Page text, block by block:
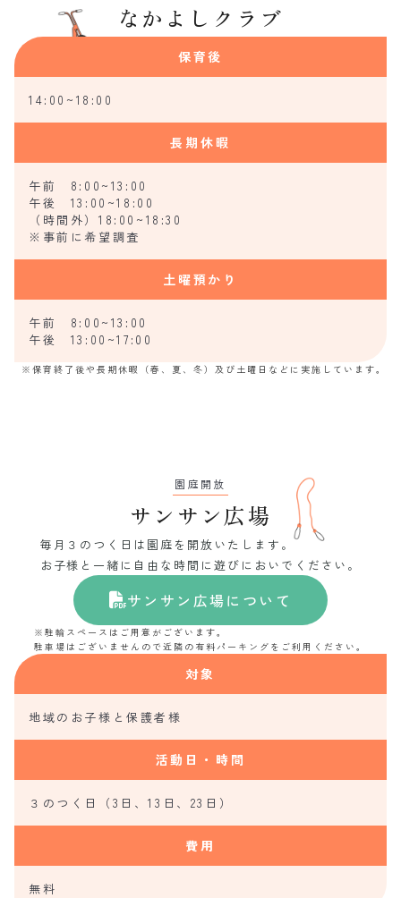
なかよしクラブ
保育後
14:00~18:00
長期休暇
午前 8:00~13:00
午後 13:00~18:00
（時間外）18:00~18:30
※事前に希望調査
土曜預かり
午前 8:00~13:00
午後 13:00~17:00
※保育終了後や長期休暇（春、夏、冬）及び土曜日などに実施しています。
園庭開放
サンサン広場
毎月３のつく日は園庭を開放いたします。
お子様と一緒に自由な時間に遊びにおいでください。
サンサン広場について
※駐輪スペースはご用意がございます。
駐車場はございませんので近隣の有料パーキングをご利用ください。
対象
地域のお子様と保護者様
活動日・時間
３のつく日（3日、13日、23日）
費用
無料